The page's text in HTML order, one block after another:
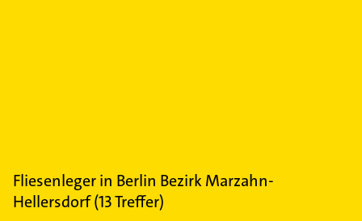
Fliesenlegerin Berlin Bezirk Marzahn-
Hellersdorf(13Treffer)